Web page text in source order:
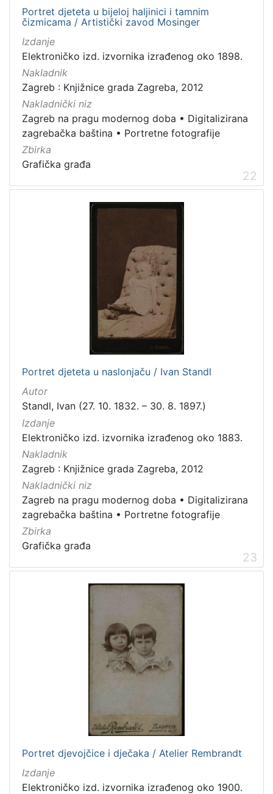
Portret djeteta u bijeloj haljinici i tamnim
čizmicama / Artistički zavod Mosinger
Izdanje
Elektroničko izd. izvornika izrađenog oko 1898.
Nakladnik
Zagreb : Knjižnice grada Zagreba, 2012
Nakladnički niz
Zagreb na pragu modernog doba • Digitalizirana
zagrebačka baština • Portretne fotografije
Zbirka
Grafička građa
22
Portret djeteta u naslonjaču / Ivan Standl
Autor
Standl, Ivan (27. 10. 1832. – 30. 8. 1897.)
Izdanje
Elektroničko izd. izvornika izrađenog oko 1883.
Nakladnik
Zagreb : Knjižnice grada Zagreba, 2012
Nakladnički niz
Zagreb na pragu modernog doba • Digitalizirana
zagrebačka baština • Portretne fotografije
Zbirka
Grafička građa
23
Portret djevojčice i dječaka / Atelier Rembrandt
Izdanje
Elektroničko izd. izvornika izrađenog oko 1900.